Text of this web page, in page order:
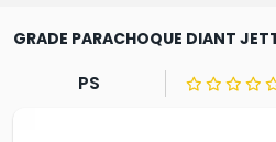
GRADE PARACHOQUE DIANT
PS